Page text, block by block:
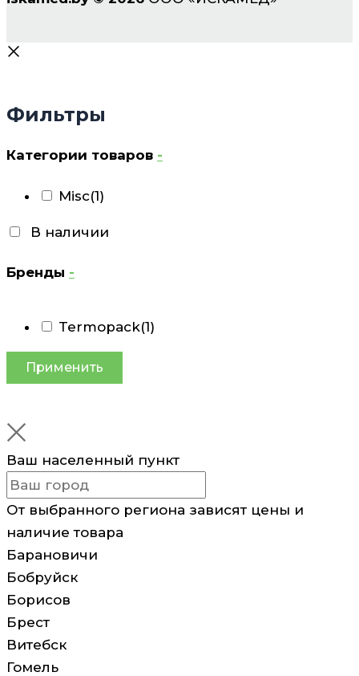
Фильтры
Категории товаров -
Misc(1)
В наличии
Бренды -
Termopack(1)
Применить
Ваш населенный пункт
От выбранного региона зависят цены и
наличие товара
Барановичи
Бобруйск
Борисов
Брест
Витебск
Гомель